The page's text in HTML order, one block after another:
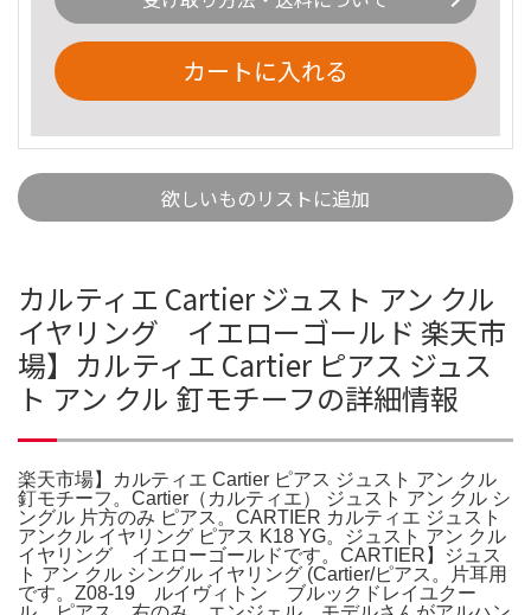
カートに入れる
欲しいものリストに追加
カルティエ Cartier ジュスト アン クル
イヤリング イエローゴールド 楽天市
場】カルティエ Cartier ピアス ジュス
ト アン クル 釘モチーフの詳細情報
楽天市場】カルティエ Cartier ピアス ジュスト アン クル
釘モチーフ。Cartier（カルティエ） ジュスト アン クル シ
ングル 片方のみ ピアス。CARTIER カルティエ ジュスト
アンクル イヤリング ピアス K18 YG。ジュスト アン クル
イヤリング イエローゴールドです。CARTIER】ジュス
ト アン クル シングル イヤリング (Cartier/ピアス。片耳用
です。Z08-19 ルイヴィトン ブルックドレイユクー